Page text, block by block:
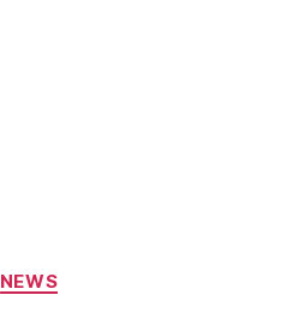
Categories
NEWS